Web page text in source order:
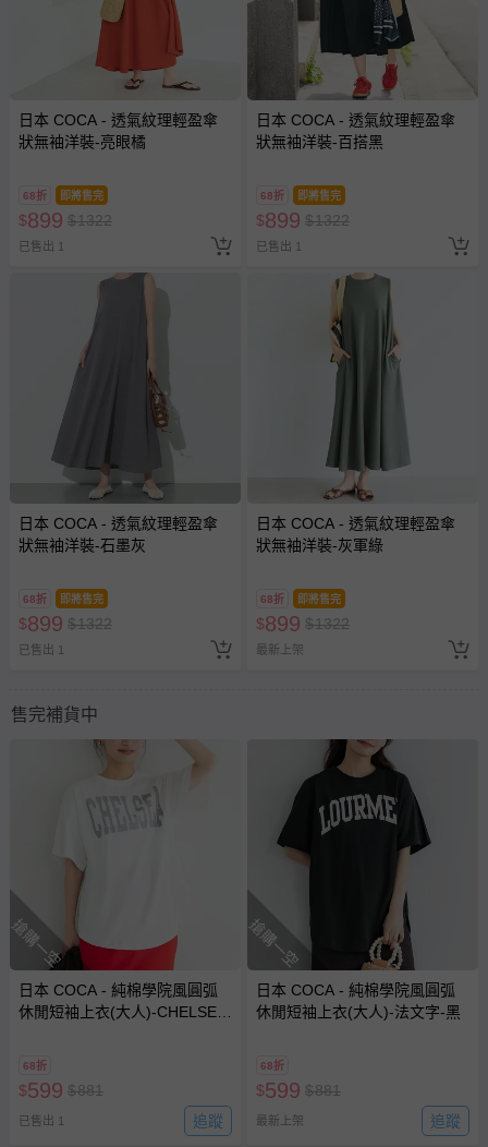
日本 COCA - 透氣紋理輕盈傘
狀無袖洋裝-亮眼橘
68折 即將售完
$899 $1322
已售出 1
日本 COCA - 透氣紋理輕盈傘
狀無袖洋裝-百搭黑
68折 即將售完
$899 $1322
已售出 1
日本 COCA - 透氣紋理輕盈傘
狀無袖洋裝-石墨灰
68折 即將售完
$899 $1322
已售出 1
日本 COCA - 透氣紋理輕盈傘
狀無袖洋裝-灰軍綠
68折 即將售完
$899 $1322
最新上架
售完補貨中
搶購一空
日本 COCA - 純棉學院風圓弧
休閒短袖上衣(大人)-CHELSEA-
68折
$599 $881
已售出 1 追蹤
搶購一空
日本 COCA - 純棉學院風圓弧
休閒短袖上衣(大人)-法文字-黑
68折
$599 $881
最新上架 追蹤